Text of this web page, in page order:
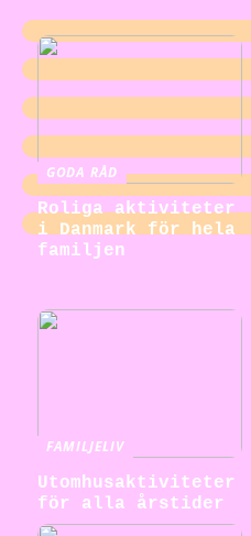
GODA RÅD
Roliga aktiviteter
i Danmark för hela
familjen
FAMILJELIV
Utomhusaktiviteter
för alla årstider